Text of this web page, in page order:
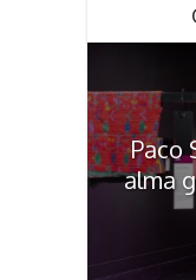
Paco
alma